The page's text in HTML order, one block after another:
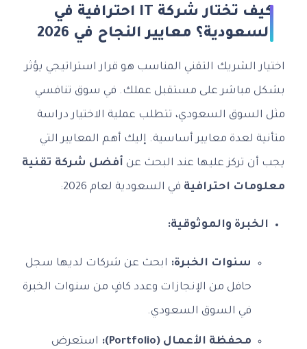
كيف تختار شركة IT احترافية في
السعودية؟ معايير النجاح في 2026
اختيار الشريك التقني المناسب هو قرار استراتيجي يؤثر
بشكل مباشر على مستقبل عملك. في سوق تنافسي
مثل السوق السعودي، تتطلب عملية الاختيار دراسة
متأنية لعدة معايير أساسية. إليك أهم المعايير التي
يجب أن تركز عليها عند البحث عن أفضل شركة تقنية
معلومات احترافية في السعودية لعام 2026:
الخبرة والموثوقية:
سنوات الخبرة: ابحث عن شركات لديها سجل
حافل من الإنجازات وعدد كافٍ من سنوات الخبرة
في السوق السعودي.
محفظة الأعمال (Portfolio): استعرض